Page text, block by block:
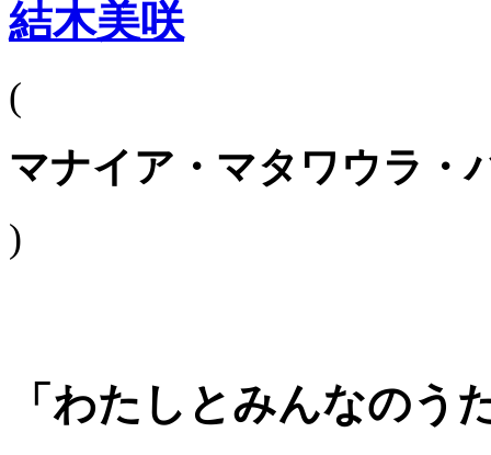
結木美咲
(
マナイア・マタワウラ・
)
「わたしとみんなのう